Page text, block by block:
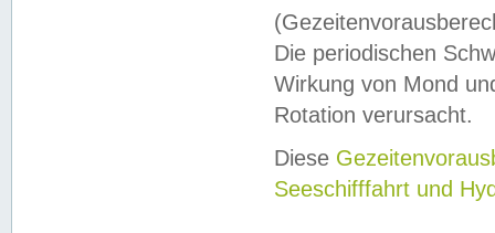
Die periodischen
Wirkung von Mond
Rotation verursacht.
Diese
Seeschifffahrt und